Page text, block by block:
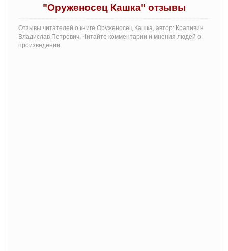
"Оруженосец Кашка" отзывы
Отзывы читателей о книге Оруженосец Кашка, автор: Крапивин
Владислав Петрович. Читайте комментарии и мнения людей о
произведении.